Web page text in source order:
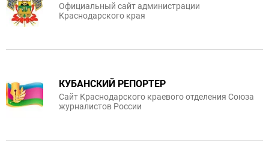
Официальный сайт администрации
Краснодарского края
КУБАНСКИЙ РЕПОРТЕР
Сайт Краснодарского краевого отделения Союза
журналистов России